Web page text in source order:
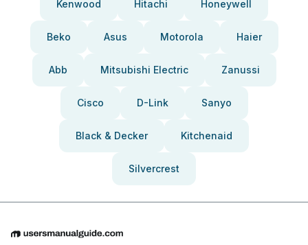
Kenwood Hitachi Honeywell
Beko Asus Motorola Haier
Abb Mitsubishi Electric Zanussi
Cisco D-Link Sanyo
Black & Decker Kitchenaid
Silvercrest